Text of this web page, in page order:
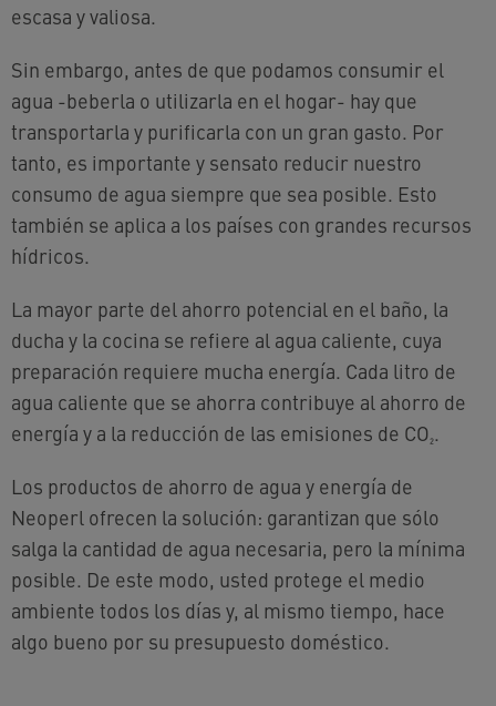
escasa y valiosa.
Sin embargo, antes de que podamos consumir el
agua -beberla o utilizarla en el hogar- hay que
transportarla y purificarla con un gran gasto. Por
tanto, es importante y sensato reducir nuestro
consumo de agua siempre que sea posible. Esto
también se aplica a los países con grandes recursos
hídricos.
La mayor parte del ahorro potencial en el baño, la
ducha y la cocina se refiere al agua caliente, cuya
preparación requiere mucha energía. Cada litro de
agua caliente que se ahorra contribuye al ahorro de
energía y a la reducción de las emisiones de CO₂.
Los productos de ahorro de agua y energía de
Neoperl ofrecen la solución: garantizan que sólo
salga la cantidad de agua necesaria, pero la mínima
posible. De este modo, usted protege el medio
ambiente todos los días y, al mismo tiempo, hace
algo bueno por su presupuesto doméstico.